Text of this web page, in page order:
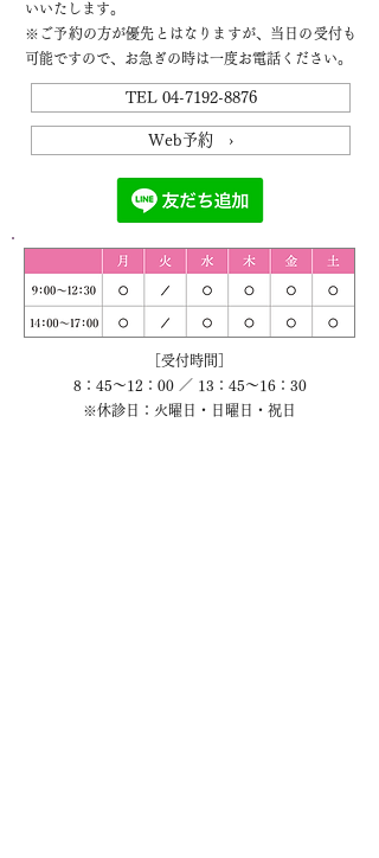
いいたします。
※ご予約の方が優先とはなりますが、当日の受付も
可能ですので、お急ぎの時は一度お電話ください。
TEL 04-7192-8876
Web予約 ›
［受付時間］
8：45～12：00 ／ 13：45～16：30
※休診日：火曜日・日曜日・祝日